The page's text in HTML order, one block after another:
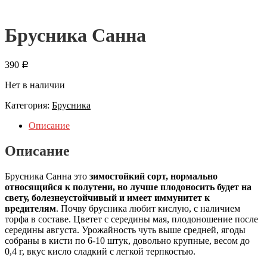
Брусника Санна
390 Р
Нет в наличии
Категория: Брусника
Описание
Описание
Брусника Санна это зимостойкий сорт, нормально
относящийся к полутени, но лучше плодоносить будет на
свету, болезнеустойчивый и имеет иммунитет к
вредителям. Почву брусника любит кислую, с наличием
торфа в составе. Цветет с середины мая, плодоношение после
середины августа. Урожайность чуть выше средней, ягоды
собраны в кисти по 6-10 штук, довольно крупные, весом до
0,4 г, вкус кисло сладкий с легкой терпкостью.